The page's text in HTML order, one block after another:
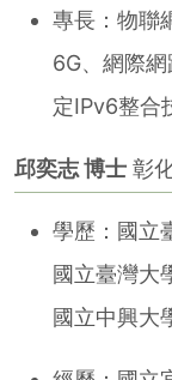
專長：物聯
6G、網際
定IPv6整合
邱奕志 博士 彰
學歷：國立
國立臺灣大
國立中興大